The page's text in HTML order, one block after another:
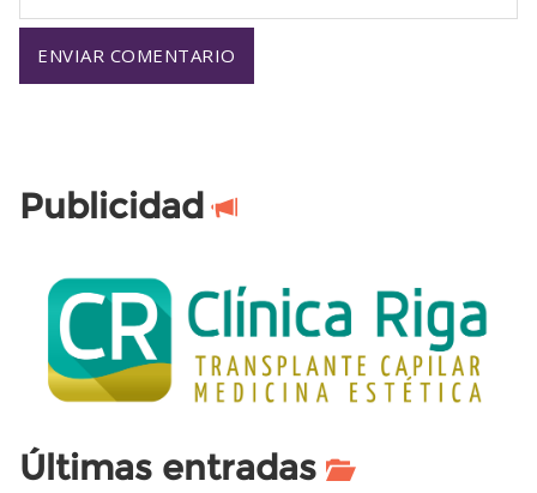
Publicidad
Últimas entradas